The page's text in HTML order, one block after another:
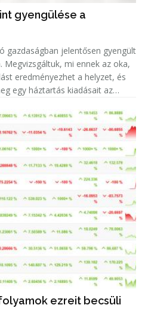
gyengülése a
gazdaságban jelentősen gyengült
mi ennek az oka,
eredményezhet a helyzet, és
egy háztartás kiadásait az
ezreit becsüli